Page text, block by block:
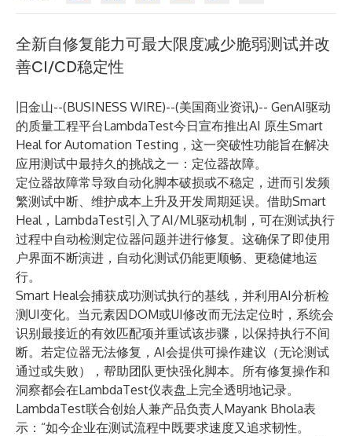
全新自修复能力可最大限度减少脆弱测试并改
善CI/CD稳定性
旧金山--(BUSINESS WIRE)--(美国商业资讯)-- GenAI驱动
的质量工程平台LambdaTest今日宣布推出AI 原生Smart
Heal for Automation Testing ，这一突破性功能旨在解决
应用测试中最持久的挑战之一：定位器故障。
定位器故障常导致自动化脚本破损或不稳定，进而引发频
繁测试中断、维护成本上升及开发周期延误。借助Smart
Heal，LambdaTest引入了AI/ML驱动机制，可在测试执行
过程中自动检测定位器问题并进行修复。这确保了即使用
户界面不断演进，自动化测试仍能更顺畅、更稳健地运
行。
Smart Heal会捕获成功测试执行的基线，并利用AI分析检
测UI变化。当元素因DOM或UI修改而无法定位时，系统会
识别最接近的有效匹配项并重试该步骤，以保持执行不间
断。若定位器无法修复，AI会提供可操作建议（无论测试
通过或失败），帮助团队更快强化脚本。所有修复操作和
洞察都会在LambdaTest仪表盘上完全透明地记录。
LambdaTest联合创始人兼产品负责人Mayank Bhola表
示：“如今企业在测试流程中既要求速度又追求韧性。